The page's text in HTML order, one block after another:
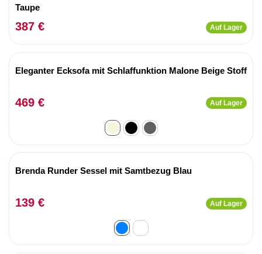
Taupe
387 € Auf Lager
Eleganter Ecksofa mit Schlaffunktion Malone Beige Stoff
469 € Auf Lager
Brenda Runder Sessel mit Samtbezug Blau
139 € Auf Lager